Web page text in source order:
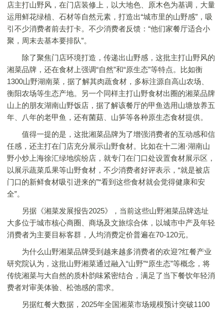
店主打山野风，在门店装修上，以大地色、原木色为基调，大量
运用鲜花绿植、石材等自然元素，打造出“城市里的山野感”，吸
引不少消费者前去打卡。不少消费者反馈：“他们家餐厅适合小
聚，周末去基本要排队”。
除了聚焦门店环境打造，传递出山野感，这批主打山野风的
湘菜品牌，还在食材上强调“自然”和“原生态”等特点。比如衡
1300山野湖南菜，据了解其肉蔬食材，多标注源自高山农场、
衡阳农场等生态产地。另一个同样主打山野食材出圈的湘菜品牌
山上的朋友湖南山野饭店，据了解该餐厅的甲鱼选用山塘放养五
年、八年的老甲鱼，还有菌菇、山笋等各种原生态食材提供。
值得一提的是，这批湘菜品牌为了增强消费者的互动感和信
任感，还主打在门店充分展示山野食材。比如在十二湘·湖南山
野小炒上海徐汇绿地缤纷店，就专门在门口处设置食材展示区，
以展示蔬菜瓜果等山野食材，不少消费者好评表示，“就是被店
门口的新鲜食材吸引进来的”“看到这些食材就会觉得健康和安
全”。
另据《湘菜发展报告2025》，当前这些山野湘菜品牌选址
大多位于城市核心商圈、商场及文旅综合体，以城市中产及年轻
消费者为主要目标客群，人均消费定价普遍在70-120元。
为什么山野湘菜品牌受到越来越多消费者的欢迎?红餐产业
研究院认为，这批山野湘菜通过融入“山野”“原生态”等概念，将
传统湘菜与大自然的质朴韵味紧密结合，满足了当下餐饮年轻消
费者对审美体验、松弛感的需求。
另据红餐大数据，2025年全国湘菜市场规模预计突破1100